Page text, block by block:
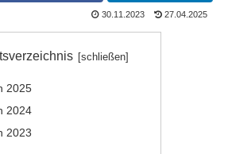
30.11.2023 27.04.2025
2025
2024
2023